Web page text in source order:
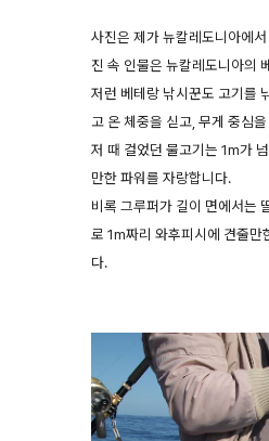
사진은 제가 뉴칼레도니아에
진 속 인물은 뉴칼레도니아의
저런 베테랑 낚시꾼도 고기를
고 온 체중을 싣고, 무게 중심
저 때 걸었던 물고기는 1m가
만한 파워를 자랑합니다.
비록 그루퍼가 길이 면에서는
로 1m짜리 와후피시에 견줄만
다.